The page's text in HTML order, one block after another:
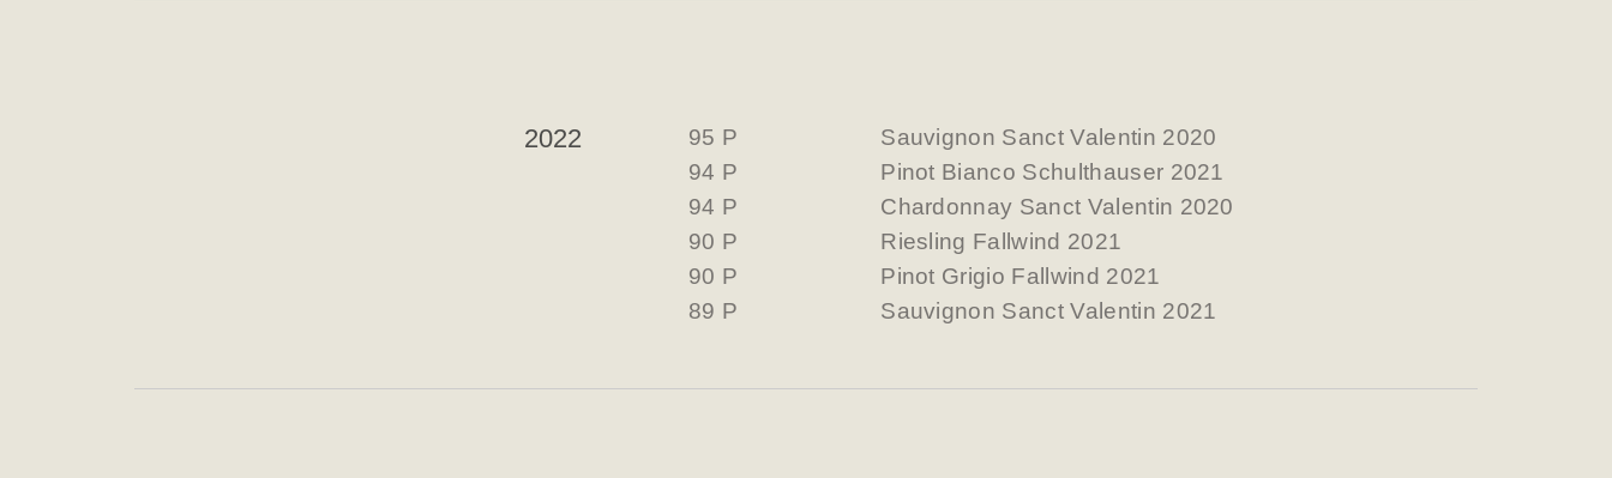
2022 95 P
Sauvignon Sanct Valentin 2020
94 P
Pinot Bianco Schulthauser 2021
94 P
Chardonnay Sanct Valentin 2020
90 P
Riesling Fallwind 2021
90 P
Pinot Grigio Fallwind 2021
89 P
Sauvignon Sanct Valentin 2021